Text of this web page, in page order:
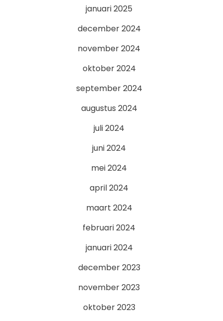
januari 2025
december 2024
november 2024
oktober 2024
september 2024
augustus 2024
juli 2024
juni 2024
mei 2024
april 2024
maart 2024
februari 2024
januari 2024
december 2023
november 2023
oktober 2023